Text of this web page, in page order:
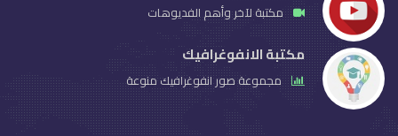
مكتبة لآخر وأهم الفديوهات
مكتبة الانفوغرافيك
مجموعة صور انفوغرافيك منوعة